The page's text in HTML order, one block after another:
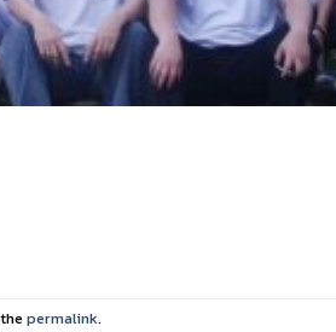
permalink.